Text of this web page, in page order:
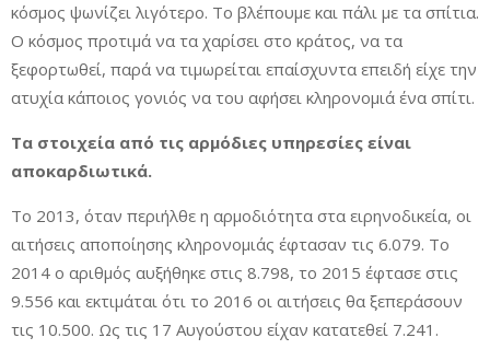
κόσμος ψωνίζει λιγότερο. Το βλέπουμε και πάλι με τα σπίτια.
Ο κόσμος προτιμά να τα χαρίσει στο κράτος, να τα
ξεφορτωθεί, παρά να τιμωρείται επαίσχυντα επειδή είχε την
ατυχία κάποιος γονιός να του αφήσει κληρονομιά ένα σπίτι.
Τα στοιχεία από τις αρμόδιες υπηρεσίες είναι
αποκαρδιωτικά.
Το 2013, όταν περιήλθε η αρμοδιότητα στα ειρηνοδικεία, οι
αιτήσεις αποποίησης κληρονομιάς έφτασαν τις 6.079. Το
2014 ο αριθμός αυξήθηκε στις 8.798, το 2015 έφτασε στις
9.556 και εκτιμάται ότι το 2016 οι αιτήσεις θα ξεπεράσουν
τις 10.500. Ως τις 17 Αυγούστου είχαν κατατεθεί 7.241.